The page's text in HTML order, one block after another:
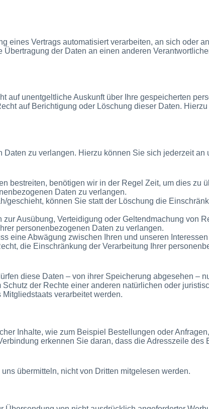
eines Vertrags automatisiert verarbeiten, an sich oder
der Daten an einen anderen
unentgeltliche Auskunft über Ihre gespeicherten
auf Berichtigung oder Löschung dieser Daten.
zu verlangen. Hierzu können Sie sich jederzeit an
bestreiten, benötigen wir in der Regel Zeit, um dies zu
Daten zu verlangen.
können Sie statt der Löschung die
Ausübung, Verteidigung oder Geltendmachung von
personenbezogenen Daten zu verlangen.
eine Abwägung zwischen Ihren und unseren
die Einschränkung der Verarbeitung Ihrer
diese Daten – von ihrer Speicherung abgesehen –
der Rechte einer anderen natürlichen oder
verarbeitet werden.
Inhalte, wie zum Beispiel Bestellungen oder
erkennen Sie daran, dass die Adresszeile des
übermitteln, nicht von Dritten mitgelesen werden.